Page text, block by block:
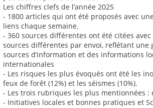
Les chiffres clefs de l’année 2025
- 1800 articles qui ont été proposés avec
liens chaque semaine.
- 360 sources différentes ont été citées
sources différentes par envoi, reflétant une
sources d’information et des informations
internationales
- Les risques les plus évoqués ont été les
feux de forêt (12%) et les séismes (10%).
- Les trois rubriques les plus mentionnées :
- Initiatives locales et bonnes pratiques et